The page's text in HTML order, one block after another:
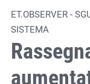
ET.OBSERVER -
SISTEMA